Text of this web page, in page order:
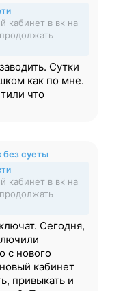
кабинет в вк на
Сутки
как по мне.
что
без суеты
кабинет в вк на
Сегодня,
с нового
кабинет
привыкать и